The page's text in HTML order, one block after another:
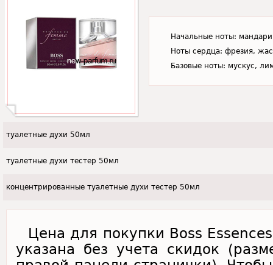
Начальные ноты:
Ноты сердца: фрезия,
Базовые ноты: мускус,
туалетные духи 50мл
туалетные духи тестер 50мл
концентрированные туалетные духи тестер 50мл
Цена для покупки Boss
указана без учета скидок